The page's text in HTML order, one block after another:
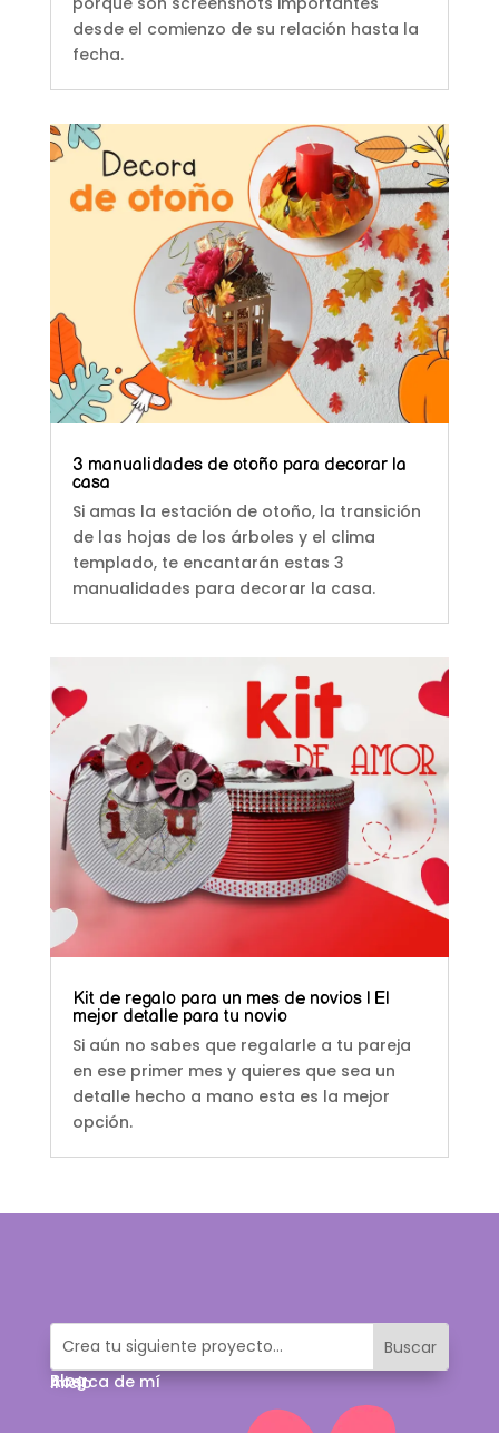
desde el comienzo de su relación hasta la
fecha.
3 manualidades de otoño para decorar la
casa
Si amas la estación de otoño, la transición
de las hojas de los árboles y el clima
templado, te encantarán estas 3
manualidades para decorar la casa.
Kit de regalo para un mes de novios | El
mejor detalle para tu novio
Si aún no sabes que regalarle a tu pareja
en ese primer mes y quieres que sea un
detalle hecho a mano esta es la mejor
opción.
Inicio
Acerca de mí
Blog